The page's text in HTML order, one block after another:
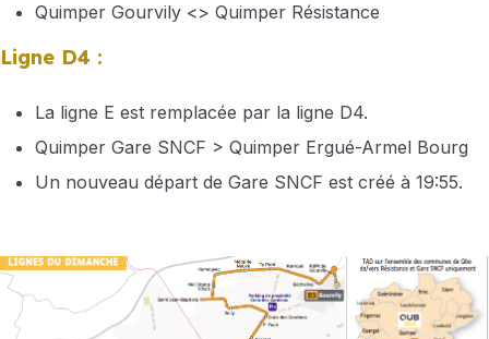
Quimper Gourvily <> Quimper Résistance
Ligne D4 :
La ligne E est remplacée par la ligne D4.
Quimper Gare SNCF > Quimper Ergué-Armel Bourg
Un nouveau départ de Gare SNCF est créé à 19:55.